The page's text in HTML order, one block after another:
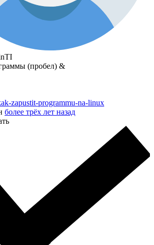
(пробел) &
zapustit-programmu-na-linux
более трёх лет назад